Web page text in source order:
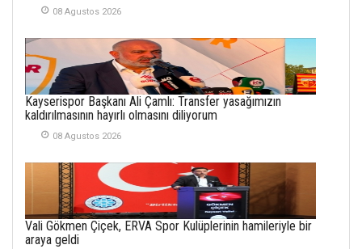
İlgi Alanlarımız ve Biz
02 Ekim 2025
SABAHATTİN
puana Ulaştı
01 Mayis 2026
08 Agustos 2026
Kayserispor Başkanı Ali Çamlı: Transfer yasağımızın
kaldırılmasının hayırlı olmasını diliyorum
08 Agustos 2026
Vali Gökmen Çiçek, ERVA Spor Kulüplerinin hamileriyle bir
araya geldi